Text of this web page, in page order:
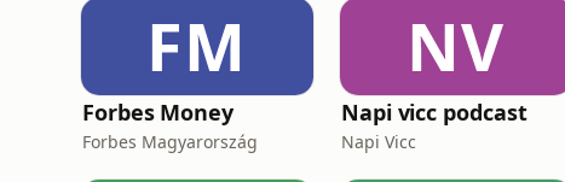
FM
Forbes Money
Forbes Magyarország
NV
Napi vicc podcast
Napi Vicc